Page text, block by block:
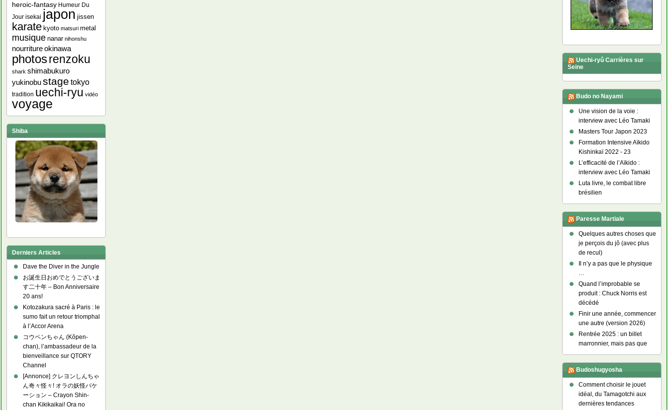
heroic-fantasy Humeur Du
Jour isekai japon jissen
karate kyoto matsuri metal
musique nanar nihonshu
nourriture okinawa
photosrenzoku
shark shimabukuro
yukinobu stage tokyo
tradition uechi-ryu vidéo
voyage
Shiba
Derniers Articles
Dave the Diver in the Jungle
お誕生日おめでとうございま
す二十年 – Bon Anniversaire
20 ans!
Kotozakura sacré à Paris : le
sumo fait un retour triomphal
à l’Accor Arena
コウペンちゃん (Kôpen-
chan), l’ambassadeur de la
bienveillance sur QTORY
Channel
[Annonce] クレヨンしんちゃ
ん奇々怪々! オラの妖怪バケ
ーション – Crayon Shin-
chan Kikikaikai! Ora no
Uechi-ryû Carrières sur
Seine
Budo no Nayami
Une vision de la voie :
interview avec Léo Tamaki
Masters Tour Japon 2023
Formation Intensive Aïkido
Kishinkaï 2022 - 23
L’efficacité de l’Aïkido :
interview avec Léo Tamaki
Luta livre, le combat libre
brésilien
Paresse Martiale
Quelques autres choses que
je perçois du jô (avec plus
de recul)
Il n’y a pas que le physique
…
Quand l’improbable se
produit : Chuck Norris est
décédé
Finir une année, commencer
une autre (version 2026)
Rentrée 2025 : un billet
marronnier, mais pas que
Budoshugyosha
Comment choisir le jouet
idéal, du Tamagotchi aux
dernières tendances